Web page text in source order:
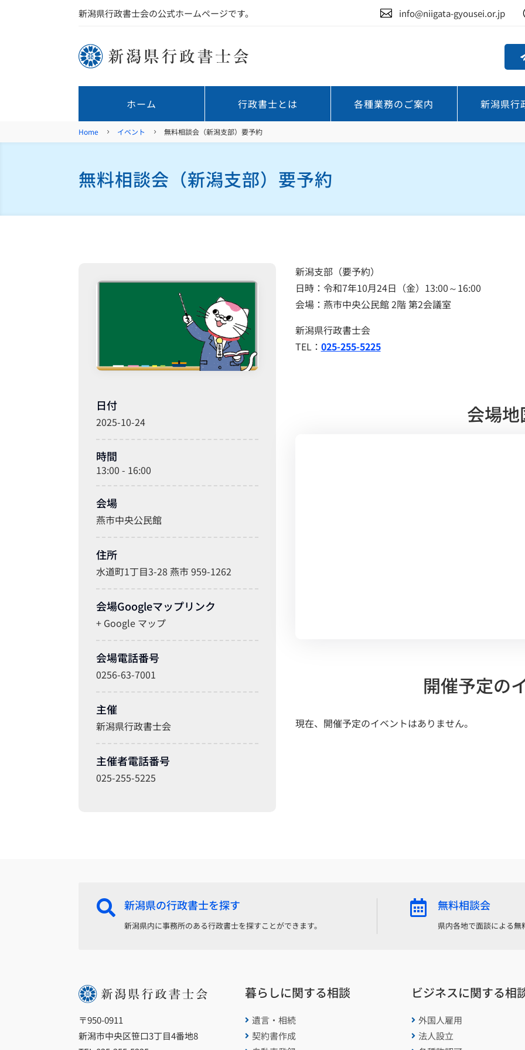
新潟県行政書士会の公式ホームページです。  info@niigata-gyousei.or.jp
ホーム 行政書士とは 各種業務のご案内 新潟県行
Home 5 イベント 5 無料相談会（新潟支部）要予約
無料相談会（新潟支部）要予約
日付
2025-10-24
時間
13:00 - 16:00
会場
燕市中央公民館
住所
水道町1丁目3-28 燕市 959-1262
会場Googleマップリンク
+ Google マップ
会場電話番号
0256-63-7001
主催
新潟県行政書士会
主催者電話番号
025-255-5225
新潟支部（要予約）
日時：令和7年10月24日（金）13:00～16:00
会場：燕市中央公民館 2階 第2会議室
新潟県行政書士会
TEL： 025-255-5225
会場地
開催予定の
現在、開催予定のイベントはありません。
 新潟県の行政書士を探す
新潟県内に事務所のある行政書士を探すことができます。
 無料相談会
県内各地で面談による
〒950-0911
新潟市中央区笹口3丁目4番地8
暮らしに関する相談
 遺言・相続
 契約書作成
ビジネスに関する相
 外国人雇用
 法人設立